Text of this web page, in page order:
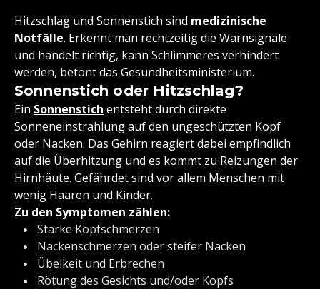
Hitzschlag und Sonnenstich sind medizinische
Notfälle. Erkennt man rechtzeitig die Warnsignale
und handelt richtig, kann Schlimmeres verhindert
werden, betont das Gesundheitsministerium.
Sonnenstich oder Hitzschlag?
Ein Sonnenstich entsteht durch direkte
Sonneneinstrahlung auf den ungeschützten Kopf
oder Nacken. Das Gehirn reagiert dabei empfindlich
auf die Überhitzung und es kommt zu Reizungen der
Hirnhäute. Gefährdet sind vor allem Menschen mit
wenig Haaren und Kinder.
Zu den Symptomen zählen:
Starke Kopfschmerzen
Nackenschmerzen oder steifer Nacken
Übelkeit und Erbrechen
Rötung des Gesichts und/oder Kopfs